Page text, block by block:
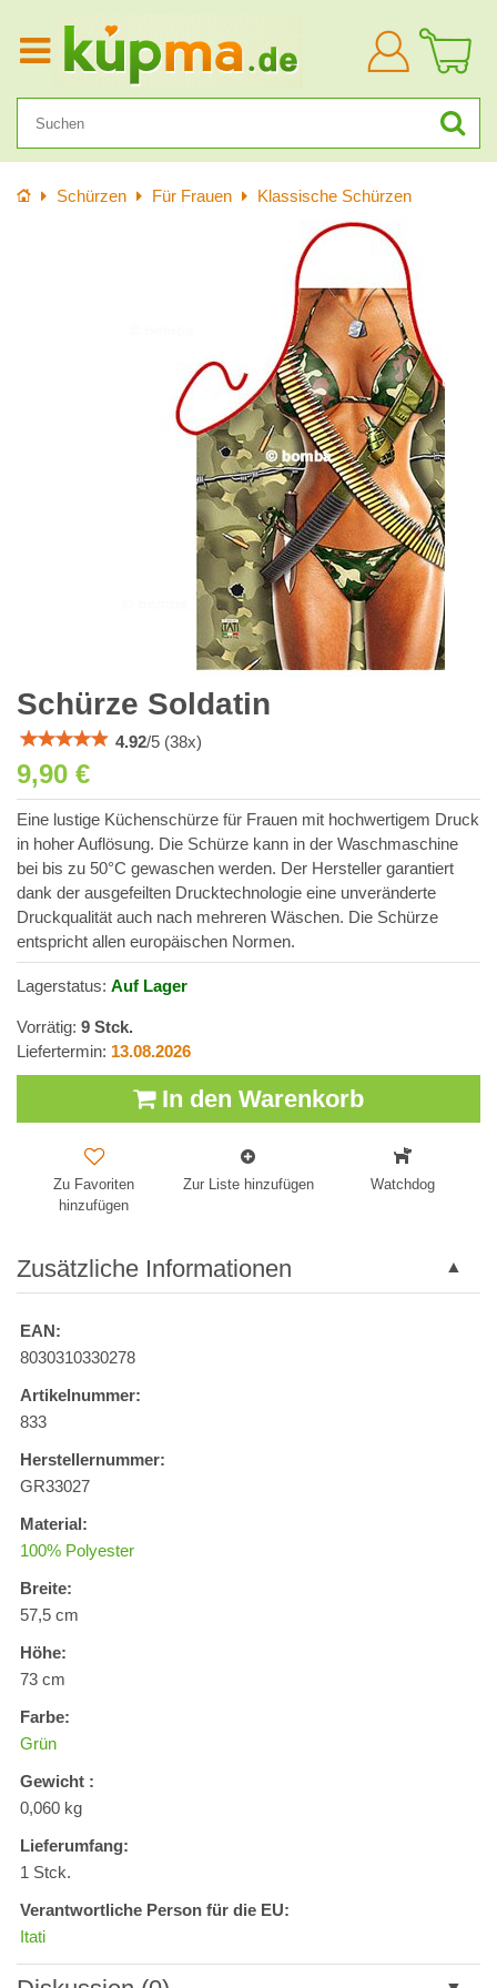
Anmelden
StartseiteSchürzen Für Frauen Klassische Schürzen
Schürze Soldatin
4.92/5 (38x)
9,90 €
Eine lustige Küchenschürze für Frauen mit hochwertigem Druck
in hoher Auflösung. Die Schürze kann in der Waschmaschine
bei bis zu 50°C gewaschen werden. Der Hersteller garantiert
dank der ausgefeilten Drucktechnologie eine unveränderte
Druckqualität auch nach mehreren Wäschen. Die Schürze
entspricht allen europäischen Normen.
Lagerstatus: Auf Lager
Vorrätig: 9 Stck.
Liefertermin: 13.08.2026
In den Warenkorb
Zu Favoriten
hinzufügen
Zur Liste hinzufügen Watchdog
Zusätzliche Informationen
EAN:
8030310330278
Artikelnummer:
833
Herstellernummer:
GR33027
Material:
100% Polyester
Breite:
57,5 cm
Höhe:
73 cm
Farbe:
Grün
Gewicht :
0,060 kg
Lieferumfang:
1 Stck.
Verantwortliche Person für die EU:
Itati